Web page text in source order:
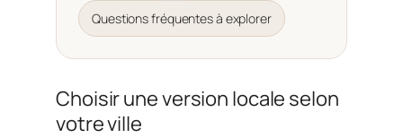
Questions fréquentes à explorer
Choisir une version locale selon
votre ville